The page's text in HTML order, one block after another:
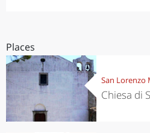
Places
San Lorenzo
Chiesa di